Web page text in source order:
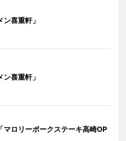
喜重軒」
喜重軒」
マロリーポークステーキ高崎OP